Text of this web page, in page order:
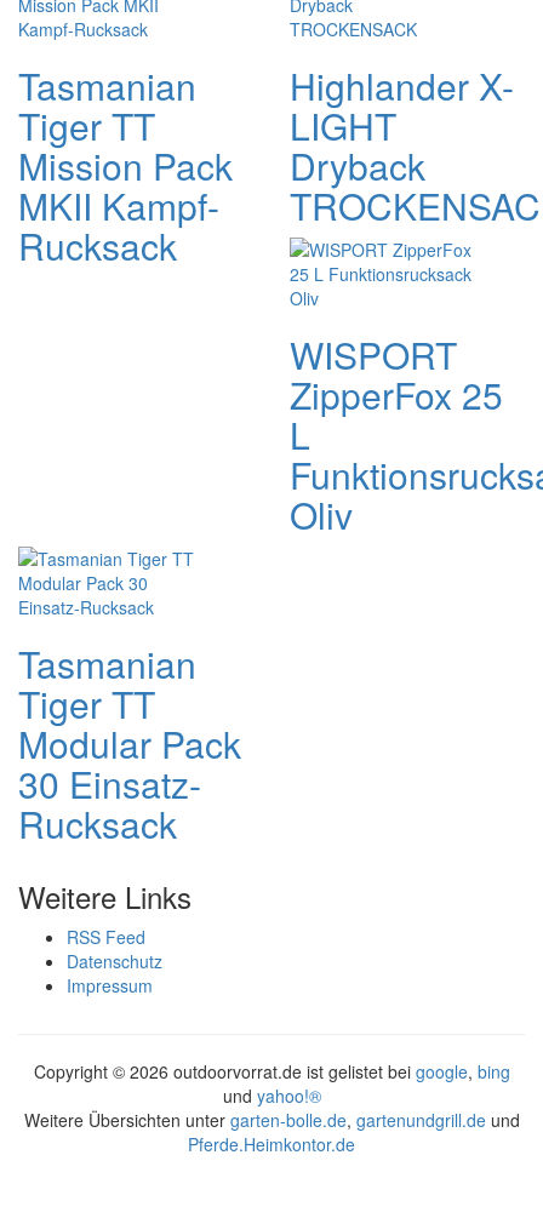
Tasmanian
Tiger TT
Mission Pack
MKII Kampf-
Rucksack
Highlander X-
LIGHT
Dryback
WISPORT
ZipperFox 25
L
Oliv
Tasmanian
Tiger TT
Modular Pack
30 Einsatz-
Rucksack
Weitere Links
RSS Feed
Datenschutz
Impressum
Copyright © 2026 outdoorvorrat.de ist gelistet bei google, bing
und yahoo!®
Weitere Übersichten unter garten-bolle.de, gartenundgrill.deund
Pferde.Heimkontor.de